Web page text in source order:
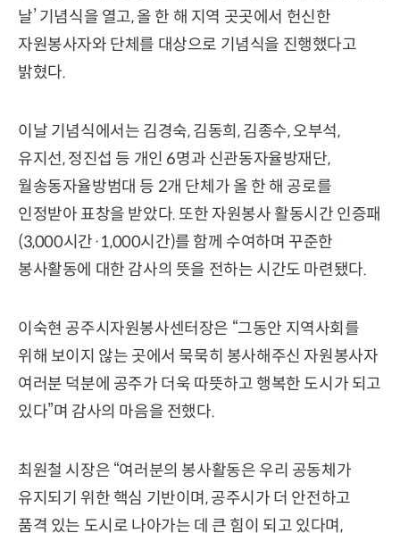
날’ 기념식을 열고, 올 한 해 지역 곳곳에서 헌신한
자원봉사자와 단체를 대상으로 기념식을 진행했다고
밝혔다.
이날 기념식에서는 김경숙, 김동희, 김종수, 오부석,
유지선, 정진섭 등 개인 6명과 신관동자율방재단,
월송동자율방범대 등 2개 단체가 올 한 해 공로를
인정받아 표창을 받았다. 또한 자원봉사 활동시간 인증패
(3,000시간·1,000시간)를 함께 수여하며 꾸준한
봉사활동에 대한 감사의 뜻을 전하는 시간도 마련됐다.
이숙현 공주시자원봉사센터장은 “그동안 지역사회를
위해 보이지 않는 곳에서 묵묵히 봉사해주신 자원봉사자
여러분 덕분에 공주가 더욱 따뜻하고 행복한 도시가 되고
있다”며 감사의 마음을 전했다.
최원철 시장은 “여러분의 봉사활동은 우리 공동체가
유지되기 위한 핵심 기반이며, 공주시가 더 안전하고
품격 있는 도시로 나아가는 데 큰 힘이 되고 있다며,